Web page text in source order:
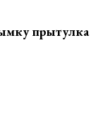
прытулка